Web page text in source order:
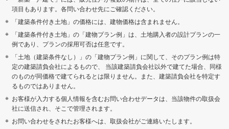
項目もあります。各問い合わせ先にご確認ください。
「建築条件付き土地」の価格には、建物価格は含まれません。
「建築条件付き土地」の「建物プラン例」は、土地購入者の設計プランの一
例であり、プランの採用可否は任意です。
「土地（建築条件なし）」の「建物プラン例」に関して、そのプラン例は特
定の建築請負会社によるもので、 当該建築請負会社以外で建てた場合、同様
のものが同価格で建てられるとは限りません。また、建築請負会社を特定す
るものではありません。
お客様が入力する個人情報を含むお問い合わせデータは、当該物件の取扱会
社に送信され、そこで管理されます。
お問い合わせをされたお客様へは、取扱会社がご連絡いたします。